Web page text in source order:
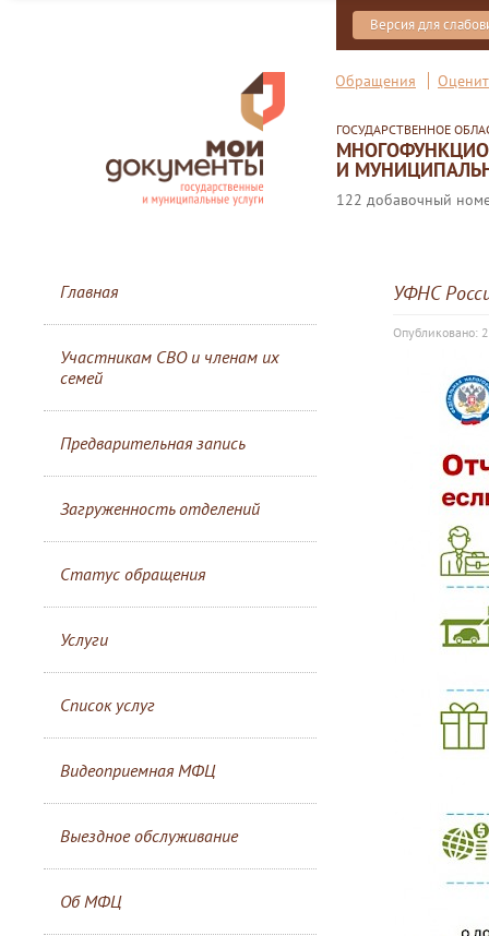
Версия для
Обращения
ГОСУДАРСТВЕННОЕ
И
122 добавочный
Главная
Участникам СВО и членам их
семей
Предварительная запись
Загруженность отделений
Статус обращения
Услуги
Список услуг
Видеоприемная МФЦ
Выездное обслуживание
Об МФЦ
УФНС
Опубликовано: